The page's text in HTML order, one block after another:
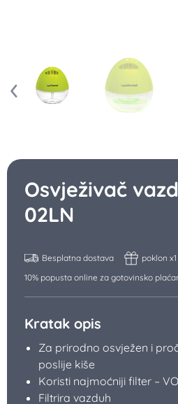
02LN
Besplatna dostava
10% popusta online za gotovinsko
Kratak opis
Za prirodno osvježen i
Koristi najmoćniji filter –
Filtrira vazduh
Hvata prašinu i bakterije
Uklanja duvanski dim
Uklanja neprijatne mirise